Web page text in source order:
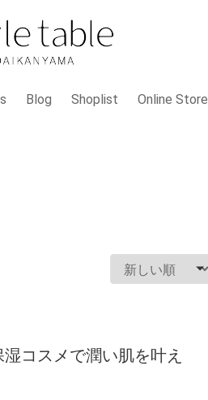
Blog Shoplist Online Store
コスメで潤い肌を叶え